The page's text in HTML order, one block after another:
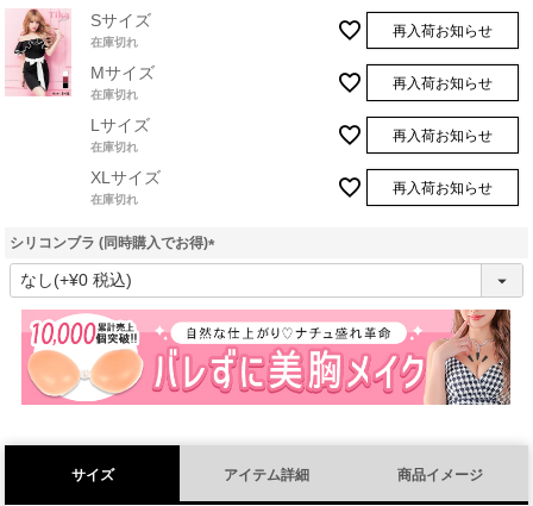
Sサイズ
在庫切れ
再入荷お知らせ
Mサイズ
在庫切れ
再入荷お知らせ
Lサイズ
在庫切れ
再入荷お知らせ
XLサイズ
在庫切れ
再入荷お知らせ
シリコンブラ (同時購入でお得)
(
須
)
サイズ アイテム詳細 商品イメージ